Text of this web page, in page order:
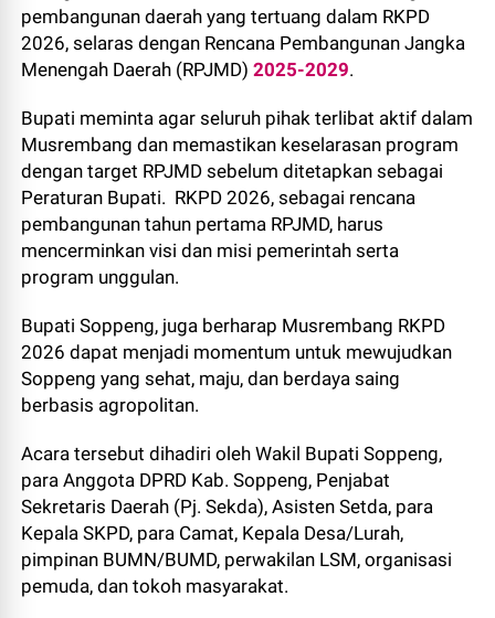
pembangunan daerah yang tertuang dalam RKPD
2026, selaras dengan Rencana Pembangunan Jangka
Menengah Daerah (RPJMD)2025-2029.
Bupati meminta agar seluruh pihak terlibat aktif dalam
Musrembang dan memastikan keselarasan program
dengan target RPJMD sebelum ditetapkan sebagai
Peraturan Bupati. RKPD 2026, sebagai rencana
pembangunan tahun pertama RPJMD, harus
mencerminkan visi dan misi pemerintah serta
program unggulan.
Bupati Soppeng, juga berharap Musrembang RKPD
2026 dapat menjadi momentum untuk mewujudkan
Soppeng yang sehat, maju, dan berdaya saing
berbasis agropolitan.
Acara tersebut dihadiri oleh Wakil Bupati Soppeng,
para Anggota DPRD Kab. Soppeng, Penjabat
Sekretaris Daerah (Pj. Sekda), Asisten Setda, para
Kepala SKPD, para Camat, Kepala Desa/Lurah,
pimpinan BUMN/BUMD, perwakilan LSM, organisasi
pemuda, dan tokoh masyarakat.